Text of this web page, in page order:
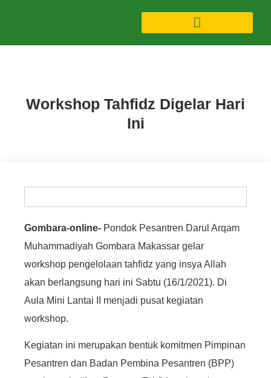
Workshop Tahfidz Digelar Hari
Ini
Gombara-online- Pondok Pesantren Darul Arqam
Muhammadiyah Gombara Makassar gelar
workshop pengelolaan tahfidz yang insya Allah
akan berlangsung hari ini Sabtu (16/1/2021). Di
Aula Mini Lantai II menjadi pusat kegiatan
workshop.
Kegiatan ini merupakan bentuk komitmen Pimpinan
Pesantren dan Badan Pembina Pesantren (BPP)